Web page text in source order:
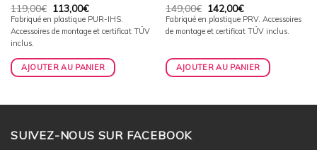
119,00€ Le
prix
initial
était :
113,00€Le
prix
actuel
est :
Fabriqué en plastique PUR-IHS.
Accessoires de montage et certificat TÜV
inclus.
AJOUTER AU PANIER
149,00€ Le
prix
initial
était :
142,00€Le
prix
actuel
est :
Fabriqué en plastique PRV. Accessoires
de montage et certificat TÜV inclus.
AJOUTER AU PANIER
SUIVEZ-NOUS SUR FACEBOOK